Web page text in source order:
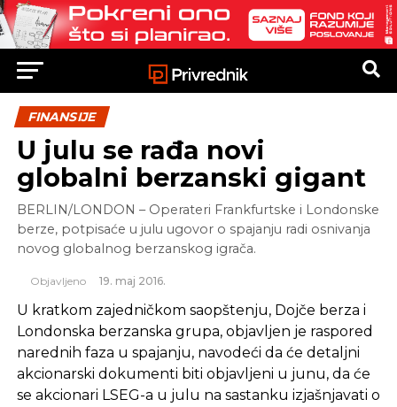
FINANSIJE
U julu se rađa novi
globalni berzanski gigant
BERLIN/LONDON – Operateri Frankfurtske i Londonske
berze, potpisaće u julu ugovor o spajanju radi osnivanja
novog globalnog berzanskog igrača.
Objavljeno 19. maj 2016.
U kratkom zajedničkom saopštenju, Dojče berza i
Londonska berzanska grupa, objavljen je raspored
narednih faza u spajanju, navodeći da će detaljni
akcionarski dokumenti biti objavljeni u junu, da će
se akcionari LSEG-a u julu na sastanku izjašnjavati o